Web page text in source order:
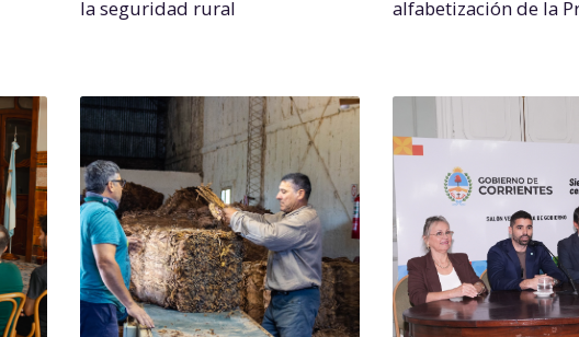
la seguridad rural
alfabetización de la